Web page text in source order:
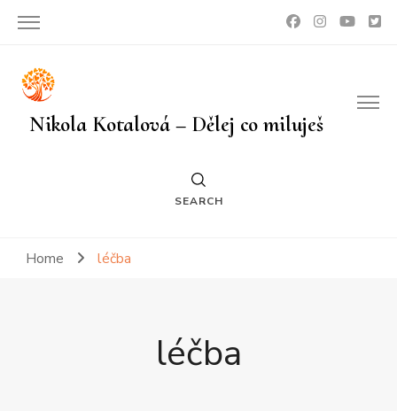
Nikola Kotalová – Dělej co miluješ
SEARCH
Home léčba
léčba